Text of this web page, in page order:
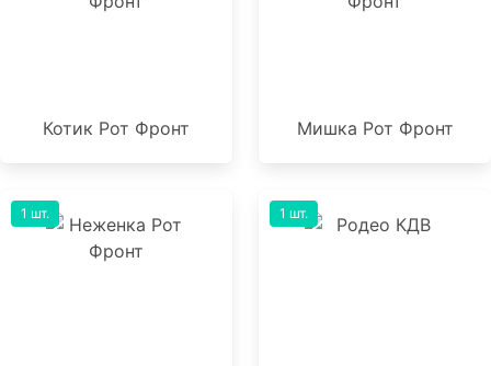
Котик Рот Фронт Мишка Рот Фронт
1 шт. 1 шт.